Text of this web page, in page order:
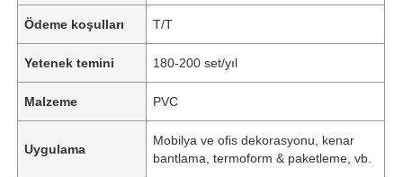
Ödeme koşulları T/T
Yetenek temini 180-200 set/yıl
Malzeme PVC
Uygulama
Mobilya ve ofis dekorasyonu, kenar
bantlama, termoform & paketleme, vb.